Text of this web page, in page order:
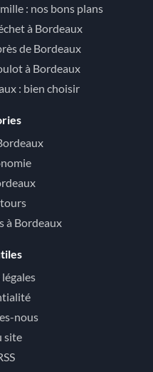
: nos bons plans
à Bordeaux
de Bordeaux
à Bordeaux
: bien choisir
à Bordeaux
nous
site